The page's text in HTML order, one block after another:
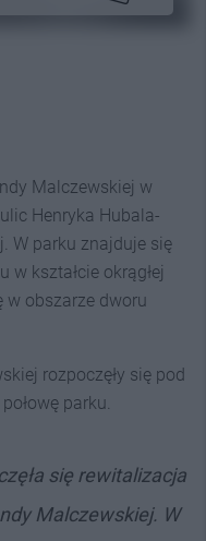
Malczewskiej w
Henryka Hubala-
W parku znajduje się
kształcie okrągłej
w obszarze dworu
rozpoczęły się pod
parku.
się rewitalizacja
Malczewskiej. W